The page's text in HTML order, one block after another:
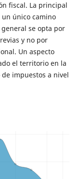
fiscal. La principal
único camino
se opta por
y no por
Un aspecto
el territorio en la
impuestos a nivel